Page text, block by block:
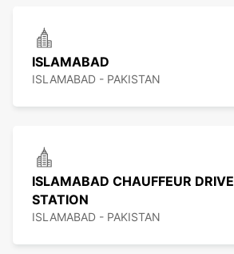
ISLAMABAD
ISLAMABAD - PAKISTAN
ISLAMABAD CHAUFFEUR DRIVE
STATION
ISLAMABAD - PAKISTAN